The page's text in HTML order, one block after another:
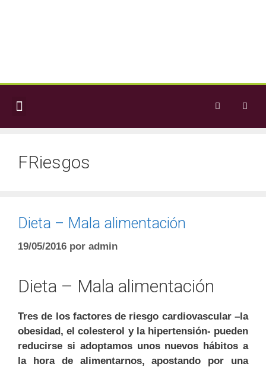
FRiesgos
Dieta – Mala alimentación
19/05/2016 por admin
Dieta – Mala alimentación
Tres de los factores de riesgo cardiovascular –la
obesidad, el colesterol y la hipertensión- pueden
reducirse si adoptamos unos nuevos hábitos a
la hora de alimentarnos, apostando por una